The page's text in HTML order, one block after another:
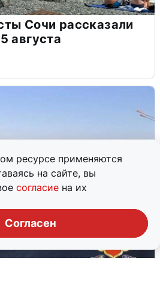
ресурсе применяются
на сайте, вы
согласие на их
Согласен
Сочи рассказали
августа